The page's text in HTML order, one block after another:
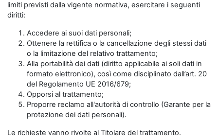
limiti previsti dalla vigente normativa, esercitare i seguenti
diritti:
Accedere ai suoi dati personali;
Ottenere la rettifica o la cancellazione degli stessi dati
o la limitazione del relativo trattamento;
Alla portabilità dei dati (diritto applicabile ai soli dati in
formato elettronico), così come disciplinato dall’art. 20
del Regolamento UE 2016/679;
Opporsi al trattamento;
Proporre reclamo all'autorità di controllo (Garante per la
protezione dei dati personali).
Le richieste vanno rivolte al Titolare del trattamento.